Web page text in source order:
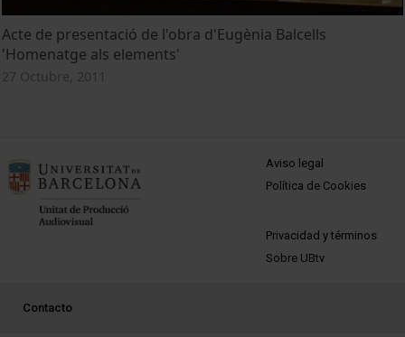
Acte de presentació de l'obra d'Eugènia Balcells
'Homenatge als elements'
27 Octubre, 2011
MENÚ PEU 1
Aviso legal
Política de Cookies
PEU 2
Privacidad y términos
Sobre UBtv
PEU 3
Contacto